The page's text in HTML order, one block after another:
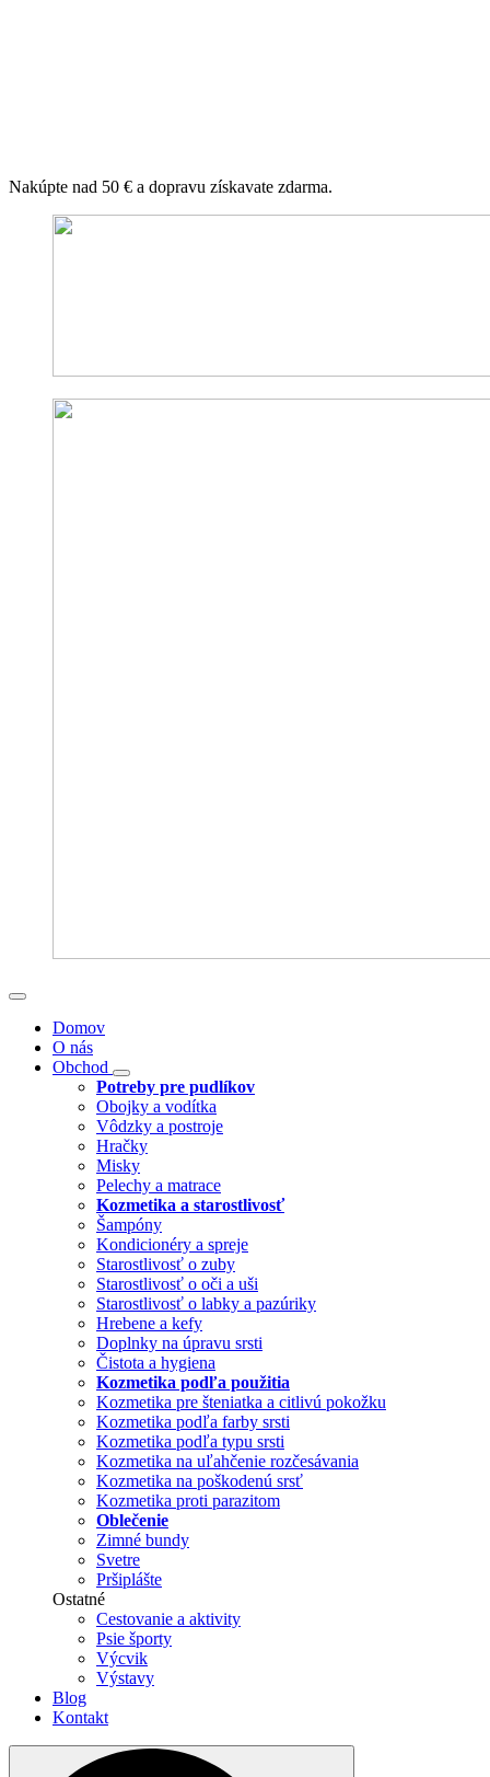
Nakúpte nad 50 € a dopravu získavate zdarma.
Domov
O nás
Obchod
Potreby pre pudlíkov
Obojky a vodítka
Vôdzky a postroje
Hračky
Misky
Pelechy a matrace
Kozmetika a starostlivosť
Šampóny
Kondicionéry a spreje
Starostlivosť o zuby
Starostlivosť o oči a uši
Starostlivosť o labky a pazúriky
Hrebene a kefy
Doplnky na úpravu srsti
Čistota a hygiena
Kozmetika podľa použitia
Kozmetika pre šteniatka a citlivú pokožku
Kozmetika podľa farby srsti
Kozmetika podľa typu srsti
Kozmetika na uľahčenie rozčesávania
Kozmetika na poškodenú srsť
Kozmetika proti parazitom
Oblečenie
Zimné bundy
Svetre
Pršiplášte
Ostatné
Cestovanie a aktivity
Psie športy
Výcvik
Výstavy
Blog
Kontakt